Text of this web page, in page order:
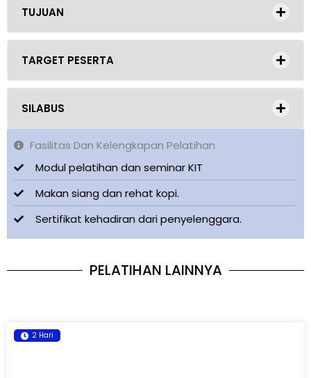
TUJUAN
TARGET PESERTA
SILABUS
Fasilitas Dan Kelengkapan Pelatihan
Modul pelatihan dan seminar KIT
Makan siang dan rehat kopi.
Sertifikat kehadiran dari penyelenggara.
PELATIHAN LAINNYA
2 Hari